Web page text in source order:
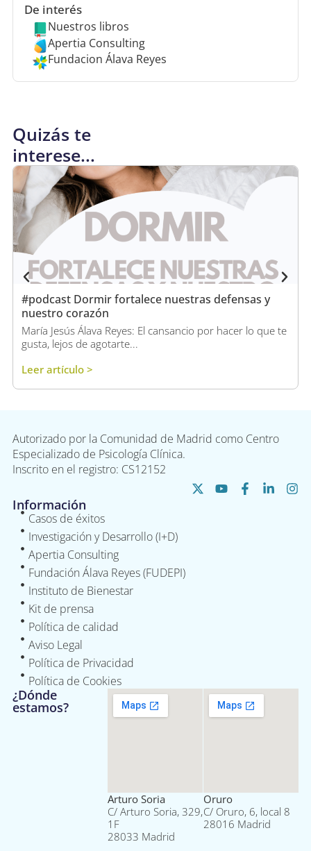
De interés
Nuestros libros
Apertia Consulting
Fundacion Álava Reyes
Quizás te
interese...
#podcast Dormir fortalece nuestras defensas y
nuestro corazón
María Jesús Álava Reyes: El cansancio por hacer lo que te
gusta, lejos de agotarte...
Leer artículo >
Autorizado por la Comunidad de Madrid como Centro
Especializado de Psicología Clínica.
Inscrito en el registro: CS12152
Información
Casos de éxitos
Investigación y Desarrollo (I+D)
Apertia Consulting
Fundación Álava Reyes (FUDEPI)
Instituto de Bienestar
Kit de prensa
Política de calidad
Aviso Legal
Política de Privacidad
Política de Cookies
¿Dónde
estamos?
Arturo Soria
C/ Arturo Soria, 329,
1F
28033 Madrid
Oruro
C/ Oruro, 6, local 8
28016 Madrid